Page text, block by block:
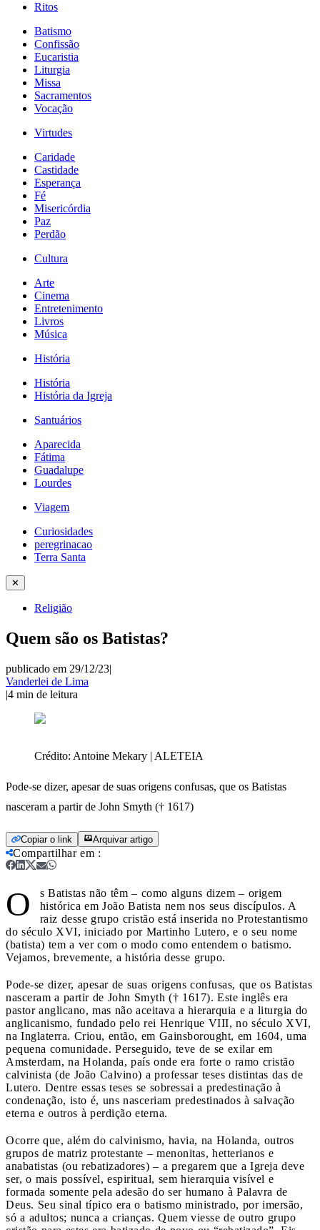
Ritos
Batismo
Confissão
Eucaristia
Liturgia
Missa
Sacramentos
Vocação
Virtudes
Caridade
Castidade
Esperança
Fé
Misericórdia
Paz
Perdão
Cultura
Arte
Cinema
Entretenimento
Livros
Música
História
História
História da Igreja
Santuários
Aparecida
Fátima
Guadalupe
Lourdes
Viagem
Curiosidades
peregrinacao
Terra Santa
✕
Religião
Quem são os Batistas?
publicado em 29/12/23|
Vanderlei de Lima
|4 min de leitura
Crédito: Antoine Mekary | ALETEIA
Pode-se dizer, apesar de suas origens confusas, que os Batistas
nasceram a partir de John Smyth († 1617)
Copiar o link Arquivar artigo
Compartilhar em :
O
s Batistas não têm – como alguns dizem – origem
histórica em João Batista nem nos seus discípulos. A
raiz desse grupo cristão está inserida no Protestantismo
do século XVI, iniciado por Martinho Lutero, e o seu nome
(batista) tem a ver com o modo como entendem o batismo.
Vejamos, brevemente, a história desse grupo.
Pode-se dizer, apesar de suas origens confusas, que os Batistas
nasceram a partir de John Smyth († 1617). Este inglês era
pastor anglicano, mas não aceitava a hierarquia e a liturgia do
anglicanismo, fundado pelo rei Henrique VIII, no século XVI,
na Inglaterra. Criou, então, em Gainsborought, em 1604, uma
pequena comunidade. Perseguido, teve de se exilar em
Amsterdam, na Holanda, país onde era forte o ramo cristão
calvinista (de João Calvino) a professar teses distintas das de
Lutero. Dentre essas teses se sobressai a predestinação à
condenação, isto é, uns nasceriam predestinados à salvação
eterna e outros à perdição eterna.
Ocorre que, além do calvinismo, havia, na Holanda, outros
grupos de matriz protestante – menonitas, hetterianos e
anabatistas (ou rebatizadores) – a pregarem que a Igreja deve
ser, o mais possível, espiritual, sem hierarquia visível e
formada somente pela adesão do ser humano à Palavra de
Deus. Seu sinal típico era o batismo ministrado, por imersão,
só a adultos; nunca a crianças. Quem viesse de outro grupo